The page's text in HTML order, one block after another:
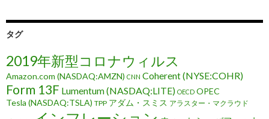
タグ
2019年新型コロナウィルス
Amazon.com (NASDAQ:AMZN) CNN Coherent (NYSE:COHR)
Form 13F Lumentum (NASDAQ:LITE) OECD OPEC
Tesla (NASDAQ:TSLA) TPP アダム・スミス アラスター・マクラウド